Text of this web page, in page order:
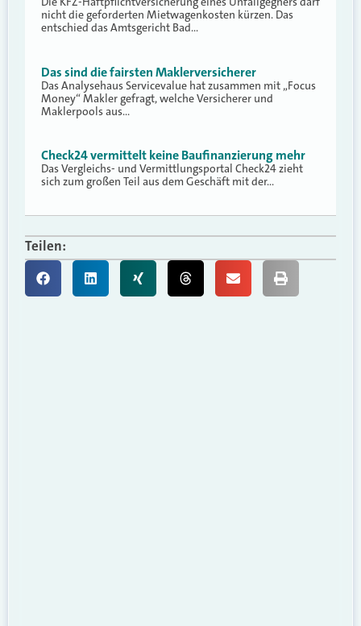
nicht die geforderten Mietwagenkosten kürzen. Das
entschied das Amtsgericht Bad…
Das sind die fairsten Maklerversicherer
Das Analysehaus Servicevalue hat zusammen mit „Focus
Money“ Makler gefragt, welche Versicherer und
Maklerpools aus…
Check24 vermittelt keine Baufinanzierung mehr
Das Vergleichs- und Vermittlungsportal Check24 zieht
sich zum großen Teil aus dem Geschäft mit der…
Teilen: